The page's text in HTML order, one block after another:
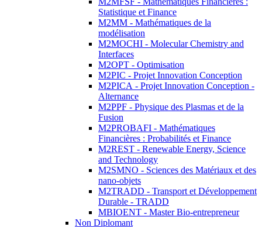
Statistique et Finance
M2MM - Mathématiques de la
modélisation
M2MOCHI - Molecular Chemistry and
Interfaces
M2OPT - Optimisation
M2PIC - Projet Innovation Conception
M2PICA - Projet Innovation Conception -
Alternance
M2PPF - Physique des Plasmas et de la
Fusion
M2PROBAFI - Mathématiques
Financières : Probabilités et Finance
M2REST - Renewable Energy, Science
and Technology
M2SMNO - Sciences des Matériaux et des
nano-objets
M2TRADD - Transport et Développement
Durable - TRADD
MBIOENT - Master Bio-entrepreneur
Non Diplomant